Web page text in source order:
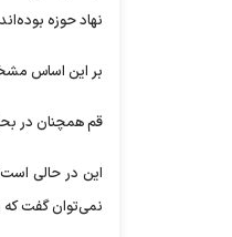
نهاد حوزه
بر این اساس
قم همچنان در
این در حالی
نمی‌توان گفت که